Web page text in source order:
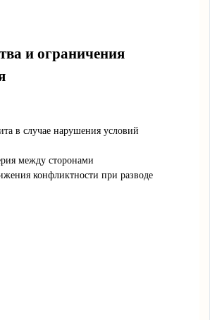
и ограничения
в случае нарушения условий
между сторонами
конфликтности при разводе